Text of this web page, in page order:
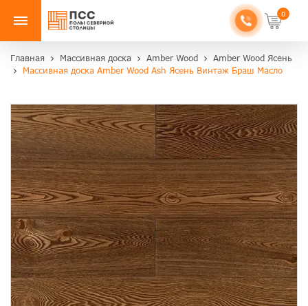
0
Главная Массивная доска Amber Wood
Amber Wood Ясень
Массивная доска Amber Wood Ash Ясень Винтаж Браш Масло